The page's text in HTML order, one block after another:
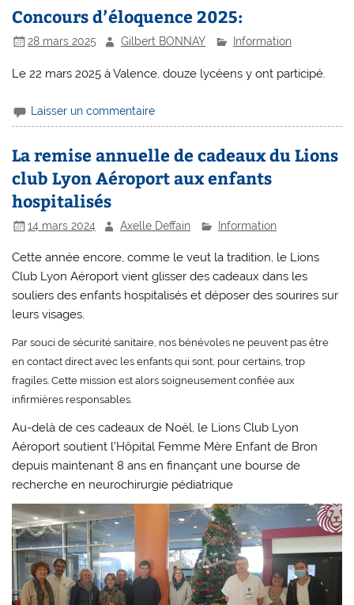
Concours d’éloquence 2025:
28 mars 2025 Gilbert BONNAY Information
Le 22 mars 2025 à Valence, douze lycéens y ont participé.
Laisser un commentaire
La remise annuelle de cadeaux du Lions
club Lyon Aéroport aux enfants
hospitalisés
14 mars 2024 Axelle Deffain Information
Cette année encore, comme le veut la tradition, le Lions
Club Lyon Aéroport vient glisser des cadeaux dans les
souliers des enfants hospitalisés et déposer des sourires sur
leurs visages.
Par souci de sécurité sanitaire, nos bénévoles ne peuvent pas être
en contact direct avec les enfants qui sont, pour certains, trop
fragiles. Cette mission est alors soigneusement confiée aux
infirmières responsables.
Au-delà de ces cadeaux de Noël, le Lions Club Lyon
Aéroport soutient l’Hôpital Femme Mère Enfant de Bron
depuis maintenant 8 ans en finançant une bourse de
recherche en neurochirurgie pédiatrique